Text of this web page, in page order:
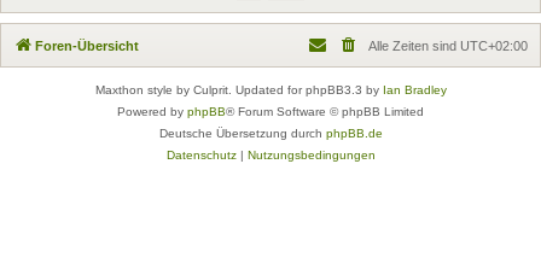
Foren-Übersicht Alle Zeiten sind UTC+02:00
Maxthon style by Culprit. Updated for phpBB3.3 by Ian Bradley
Powered by phpBB® Forum Software © phpBB Limited
Deutsche Übersetzung durch phpBB.de
Datenschutz| Nutzungsbedingungen